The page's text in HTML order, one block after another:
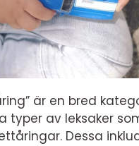
är en bred
typer av leksaker
Dessa